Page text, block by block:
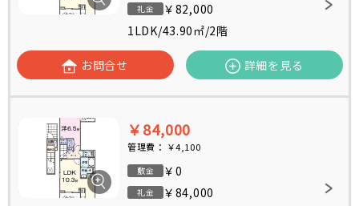
礼金
￥82,000
1LDK/43.90㎡/2階
お問合せ 詳細を見る
￥84,000
管理費： ￥4,100
敷金 ￥0
礼金 ￥84,000